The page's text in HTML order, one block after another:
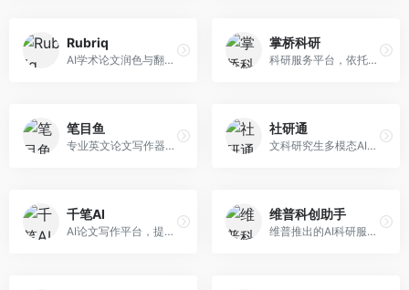
Rubriq
AI学术论文润色与翻译平台。面向国际期刊投稿者，提供论文润色、翻译、格式调整等服务，支持多语言，学术表达专业规范。
掌桥科研
科研服务平台，依托3亿+真实文献数据库。面向学术研究者和学生，提供文献检索、论文写作、科研数据分析等服务，文献资源丰富，学术支持专业。
笔目鱼
专业英文论文写作器，支持学术论文全流程。面向留学生和国际期刊投稿者，提供英文论文撰写、润色、格式调整等服务，学术英语表达规范。
社研通
文科研究生多模态AI学术写作平台。面向文科研究生和社科研究者，提供文献综述、理论分析、定性研究辅助等服务，文科研究方法论支持完善。
千笔AI
AI论文写作平台，提供无限改稿服务。面向高校学生和学术研究者，支持论文选题、大纲生成、内容撰写、查重修改等全流程服务，改稿次数不限，服务质量有保障。
维普科创助手
维普推出的AI科研服务平台，整合学术资源与智能写作。面向科研人员和高校师生，提供文献检索、论文写作、查重检测等一站式服务，学术资源权威可靠。